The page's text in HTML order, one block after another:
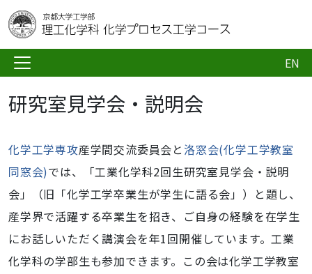
EN
研究室見学会・説明会
化学工学専攻産学間交流委員会と 洛窓会(化学工学教室
同窓会)では、「工業化学科2回生研究室見学会・説明
会」（旧「化学工学卒業生が学生に語る会」）と題し、
産学界で活躍する卒業生を招き、ご自身の経験を在学生
にお話しいただく講演会を年1回開催しています。工業
化学科の学部生も参加できます。この会は化学工学教室